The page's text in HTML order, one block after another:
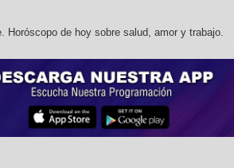
Horóscopo de hoy sobre salud, amor y trabajo.